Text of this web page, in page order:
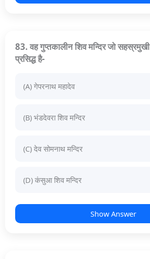
83. वह गुप्तकालीन शिव मन्दिर जो
प्रसिद्ध है-
(A) गेपरनाथ महादेव
(B) भंडदेवरा शिव मन्दिर
(C) देव सोमनाथ मन्दिर
(D) कंसुआ शिव मन्दिर
Show Answer